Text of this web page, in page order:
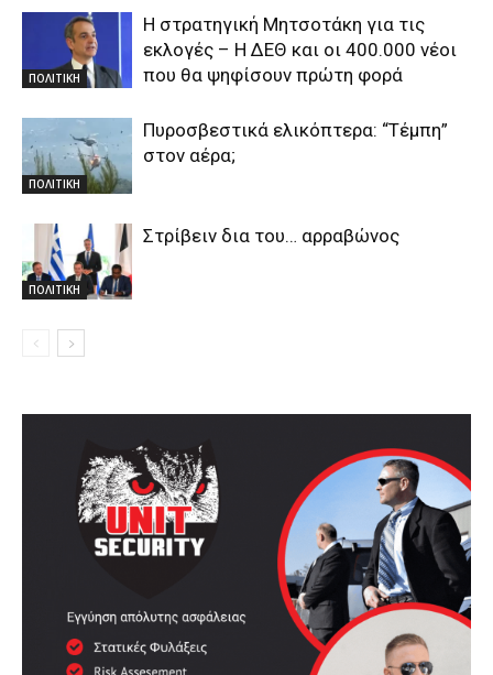
ΠΟΛΙΤΙΚΗ
Η στρατηγική Μητσοτάκη για τις
εκλογές – Η ΔΕΘ και οι 400.000 νέοι
που θα ψηφίσουν πρώτη φορά
ΠΟΛΙΤΙΚΗ
Πυροσβεστικά ελικόπτερα: “Τέμπη”
στον αέρα;
ΠΟΛΙΤΙΚΗ
Στρίβειν δια του… αρραβώνος